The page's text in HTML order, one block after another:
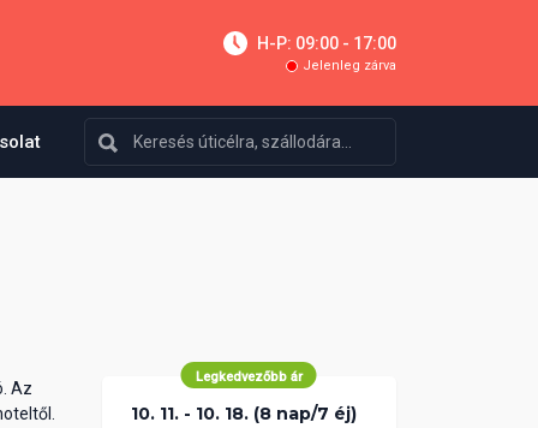
H-P: 09:00 - 17:00
Jelenleg zárva
Az
Legkedvezőbb ár
10. 11. - 10. 18. (8 nap/7 éj)